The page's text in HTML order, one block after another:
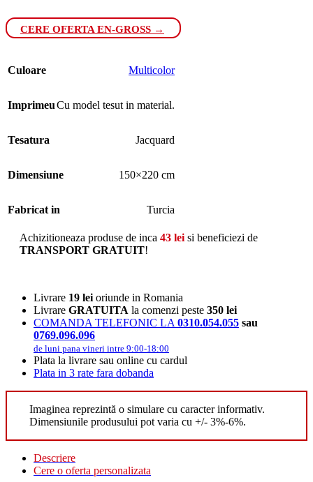
CERE OFERTA EN-GROSS →
Culoare Multicolor
ImprimeuCu model tesut in material.
Tesatura Jacquard
Dimensiune 150×220 cm
Fabricat in Turcia
Achizitioneaza produse de inca 43 lei si beneficiezi de
TRANSPORT GRATUIT!
Livrare 19 lei oriunde in Romania
Livrare GRATUITA la comenzi peste 350 lei
COMANDA TELEFONIC LA 0310.054.055 sau
0769.096.096
de luni pana vineri intre 9:00-18:00
Plata la livrare sau online cu cardul
Plata in 3 rate fara dobanda
Imaginea reprezintă o simulare cu caracter informativ.
Dimensiunile produsului pot varia cu +/- 3%-6%.
Descriere
Cere o oferta personalizata